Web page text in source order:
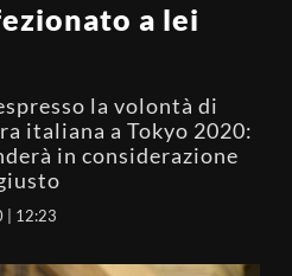
a lei
la volontà di
italiana a Tokyo 2020:
in considerazione
| 12:23